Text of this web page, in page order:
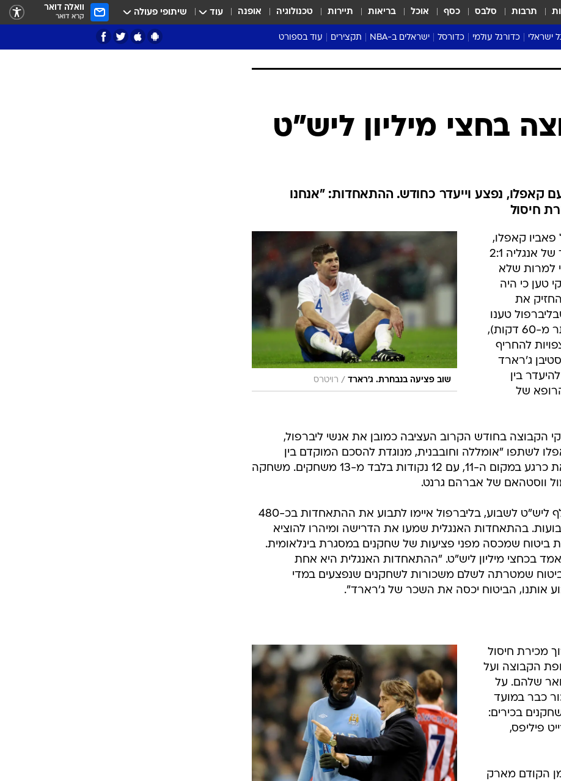
תרבות סלבס כסף אוכל בריאות תיירות טכנולוגיה אופנה עוד שיתופי פעולה וואלה דואר
קרא דואר
ישראלי כדורגל עולמי
ליגה צרפתית
דרום אמריקה
כדורסל
נבחרות ישראל בכדורסל
ישראלים ב-NBA תקצירים עוד בספורט
פודקאסטים
מסכמים מחזור
סערה בממלכה
פוקר
ענפים נוספים
לוח שידורים
החידה של ספורט1
ארכיון מדורים
כתבו לנו
בחצי מיליון ליש"ט
קאפלו, נפצע וייעדר כחודש. ההתאחדות: "אנחנו
חיסול
שוב פציעה בנבחרת. ג'רארד / רויטרס
קאפלו,
ששיתף את סטיבן ג'רארד בהפסד של אנגליה 2:1
למרות שלא
טען כי היה
את
(למרות שבליברפול טענו
כי הסיכום הוא שהוא ישחק לא יותר מ-60 דקות),
להחריף
ג'רארד
בין
של
הקבוצה בחודש הקרוב העציבה כמובן את אנשי ליברפול,
לשתפו "אומללה וחובבנית, מנוגדת להסכם המוקדם בין
הקבוצה לנבחרת". ליברפול נמצאת כרגע במקום ה-11, עם 12 נקודות בלבד מ-13 משחקים. משחקה
מאחר שהשחקן מרוויח כ-120 אלף ליש"ט לשבוע, בליברפול איימו לתבוע את ההתאחדות בכ-480
בהתאחדות האנגלית שמעו את הדרישה ומיהרו להוציא
שמכסה מפני פציעות של שחקנים במסגרת בינלאומית.
בכחצי מיליון ליש"ט. "ההתאחדות האנגלית היא אחת
שמטרתה לשלם משכורות לשחקנים שנפצעים במדי
אותנו, הביטוח יכסה את השכר של ג'רארד".
מכירת חיסול
הקבוצה ועל
שלהם. על
כבר במועד
בכירים:
פיליפס,
הקודם מארק